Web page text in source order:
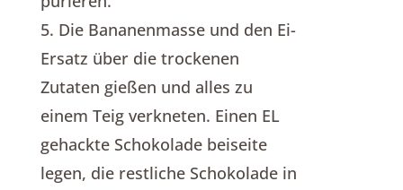
5. Die Bananenmasse und den Ei-
Ersatz über die trockenen
Zutaten gießen und alles zu
einem Teig verkneten. Einen EL
gehackte Schokolade beiseite
legen, die restliche Schokolade in